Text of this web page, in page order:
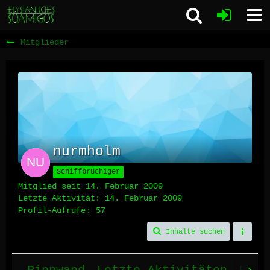
Mitglieder
nurmholm
Schiffbrüchiger
Mitglied seit 14. Februar 2009
Letzte Aktivität: 14. Februar 2009
Profil-Aufrufe
57
Inhalte suchen